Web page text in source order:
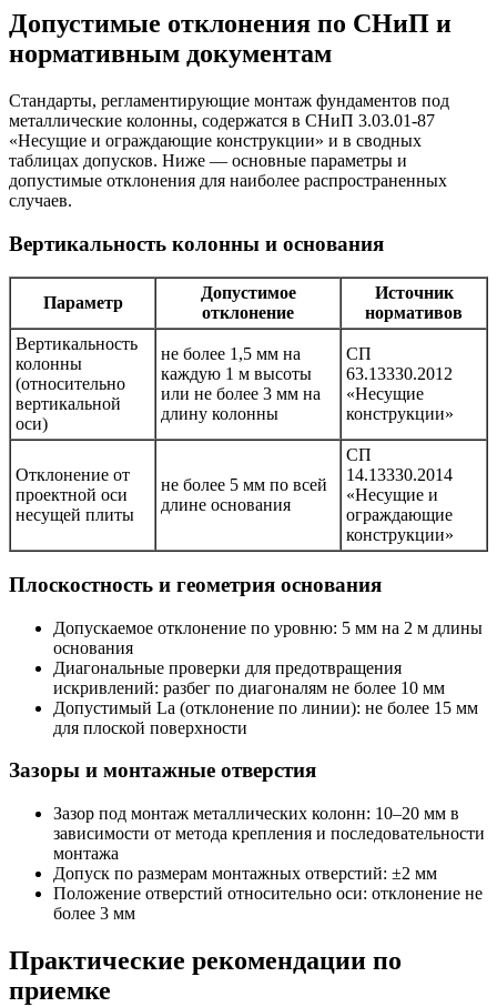
Допустимые отклонения по СНиП и
нормативным документам
Стандарты, регламентирующие монтаж фундаментов под
металлические колонны, содержатся в СНиП 3.03.01-87
«Несущие и ограждающие конструкции» и в сводных
таблицах допусков. Ниже — основные параметры и
допустимые отклонения для наиболее распространенных
случаев.
Вертикальность колонны и основания
Параметр
Допустимое
отклонение
Источник
нормативов
Вертикальность
колонны
(относительно
вертикальной
оси)
не более 1,5 мм на
каждую 1 м высоты
или не более 3 мм на
длину колонны
СП
63.13330.2012
«Несущие
конструкции»
Отклонение от
проектной оси
несущей плиты
не более 5 мм по всей
длине основания
СП
14.13330.2014
«Несущие и
ограждающие
конструкции»
Плоскостность и геометрия основания
Допускаемое отклонение по уровню: 5 мм на 2 м длины
основания
Диагональные проверки для предотвращения
искривлений: разбег по диагоналям не более 10 мм
Допустимый La (отклонение по линии): не более 15 мм
для плоской поверхности
Зазоры и монтажные отверстия
Зазор под монтаж металлических колонн: 10–20 мм в
зависимости от метода крепления и последовательности
монтажа
Допуск по размерам монтажных отверстий: ±2 мм
Положение отверстий относительно оси: отклонение не
более 3 мм
Практические рекомендации по
приемке